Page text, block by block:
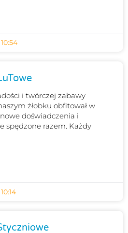
10:54
i twórczej zabawy
żłobku obfitował w
doświadczenia i
spędzone razem. Każdy
10:14